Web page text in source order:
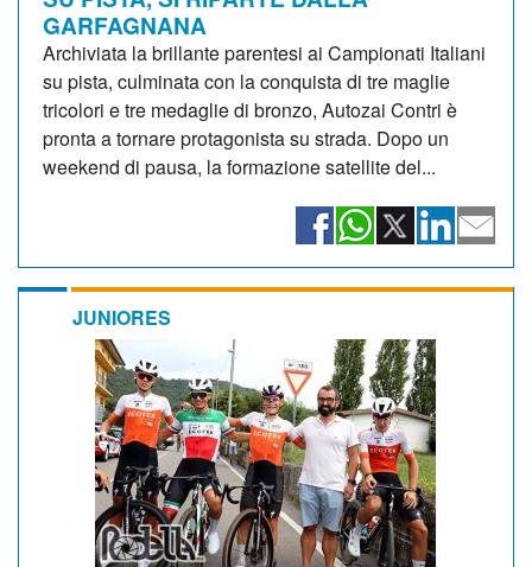
GARFAGNANA
Archiviata la brillante parentesi ai Campionati Italiani
su pista, culminata con la conquista di tre maglie
tricolori e tre medaglie di bronzo, Autozai Contri è
pronta a tornare protagonista su strada. Dopo un
weekend di pausa, la formazione satellite del...
JUNIORES